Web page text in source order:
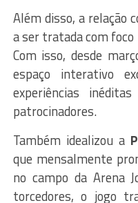
Além disso, a relação
a ser tratada com foco
Com isso, desde
espaço interativo
experiências
patrocinadores.
Também idealizou a
que mensalmente
no campo da Arena
torcedores, o jogo